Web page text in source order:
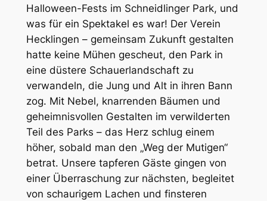
Halloween-Fests im Schneidlinger Park, und
was für ein Spektakel es war! Der Verein
Hecklingen – gemeinsam Zukunft gestalten
hatte keine Mühen gescheut, den Park in
eine düstere Schauerlandschaft zu
verwandeln, die Jung und Alt in ihren Bann
zog. Mit Nebel, knarrenden Bäumen und
geheimnisvollen Gestalten im verwilderten
Teil des Parks – das Herz schlug einem
höher, sobald man den „Weg der Mutigen“
betrat. Unsere tapferen Gäste gingen von
einer Überraschung zur nächsten, begleitet
von schaurigem Lachen und finsteren